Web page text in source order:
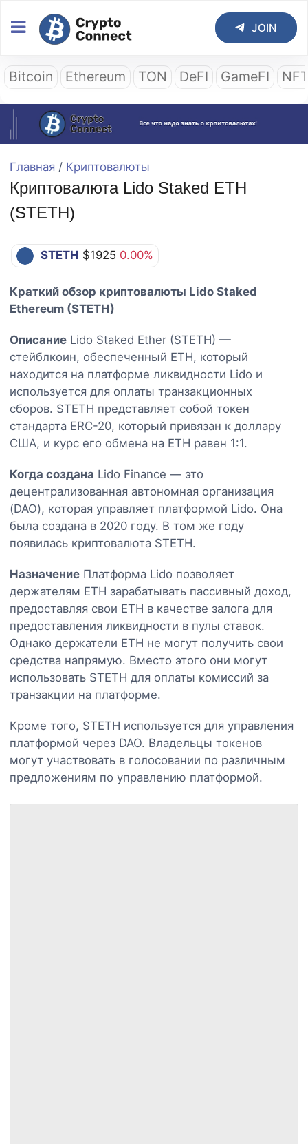
JOIN
Bitcoin Ethereum TON DeFI GameFI
Главная / Криптовалюты
Криптовалюта Lido Staked ETH
(STETH)
STETH $1925 0.00%
Краткий обзор криптовалюты Lido Staked
Ethereum (STETH)
Описание Lido Staked Ether (STETH) —
стейблкоин, обеспеченный ETH, который
находится на платформе ликвидности Lido и
используется для оплаты транзакционных
сборов. STETH представляет собой токен
стандарта ERC-20, который привязан к доллару
США, и курс его обмена на ETH равен 1:1.
Когда создана Lido Finance — это
децентрализованная автономная организация
(DAO), которая управляет платформой Lido. Она
была создана в 2020 году. В том же году
появилась криптовалюта STETH.
Назначение Платформа Lido позволяет
держателям ETH зарабатывать пассивный доход,
предоставляя свои ETH в качестве залога для
предоставления ликвидности в пулы ставок.
Однако держатели ETH не могут получить свои
средства напрямую. Вместо этого они могут
использовать STETH для оплаты комиссий за
транзакции на платформе.
Кроме того, STETH используется для управления
платформой через DAO. Владельцы токенов
могут участвовать в голосовании по различным
предложениям по управлению платформой.